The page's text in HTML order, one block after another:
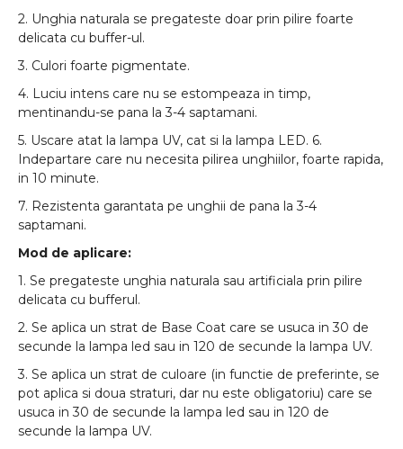
2. Unghia naturala se pregateste doar prin pilire foarte
delicata cu buffer-ul.
3. Culori foarte pigmentate.
4. Luciu intens care nu se estompeaza in timp,
mentinandu-se pana la 3-4 saptamani.
5. Uscare atat la lampa UV, cat si la lampa LED. 6.
Indepartare care nu necesita pilirea unghiilor, foarte rapida,
in 10 minute.
7. Rezistenta garantata pe unghii de pana la 3-4
saptamani.
Mod de aplicare:
1. Se pregateste unghia naturala sau artificiala prin pilire
delicata cu bufferul.
2. Se aplica un strat de Base Coat care se usuca in 30 de
secunde la lampa led sau in 120 de secunde la lampa UV.
3. Se aplica un strat de culoare (in functie de preferinte, se
pot aplica si doua straturi, dar nu este obligatoriu) care se
usuca in 30 de secunde la lampa led sau in 120 de
secunde la lampa UV.